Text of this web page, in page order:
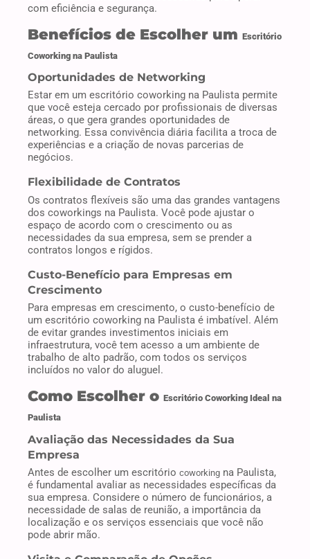
com eficiência e segurança.
Benefícios de Escolher um Escritório
Coworking na Paulista
Oportunidades de Networking
Estar em um escritório coworking na Paulista permite
que você esteja cercado por profissionais de diversas
áreas, o que gera grandes oportunidades de
networking. Essa convivência diária facilita a troca de
experiências e a criação de novas parcerias de
negócios.
Flexibilidade de Contratos
Os contratos flexíveis são uma das grandes vantagens
dos coworkings na Paulista. Você pode ajustar o
espaço de acordo com o crescimento ou as
necessidades da sua empresa, sem se prender a
contratos longos e rígidos.
Custo-Benefício para Empresas em
Crescimento
Para empresas em crescimento, o custo-benefício de
um escritório coworking na Paulista é imbatível. Além
de evitar grandes investimentos iniciais em
infraestrutura, você tem acesso a um ambiente de
trabalho de alto padrão, com todos os serviços
incluídos no valor do aluguel.
Como Escolher o Escritório Coworking Ideal na
Paulista
Avaliação das Necessidades da Sua
Empresa
Antes de escolher um escritório coworking na Paulista,
é fundamental avaliar as necessidades específicas da
sua empresa. Considere o número de funcionários, a
necessidade de salas de reunião, a importância da
localização e os serviços essenciais que você não
pode abrir mão.